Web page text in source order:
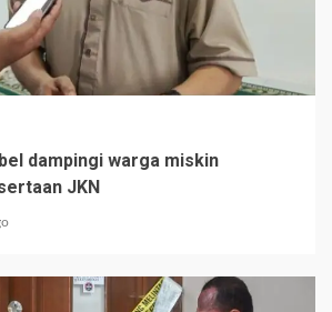
dampingi warga miskin
JKN